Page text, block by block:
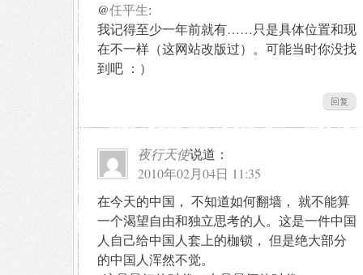
@任平生:
我记得至少一年前就有……只是具体位置和现
在不一样（这网站改版过）。可能当时你没找
到吧 ：）
回复
夜行天使说道：
2010年02月04日 11:35
在今天的中国， 不知道如何翻墙， 就不能算
一个渴望自由和独立思考的人。这是一件中国
人自己给中国人套上的枷锁， 但是绝大部分
的中国人浑然不觉。